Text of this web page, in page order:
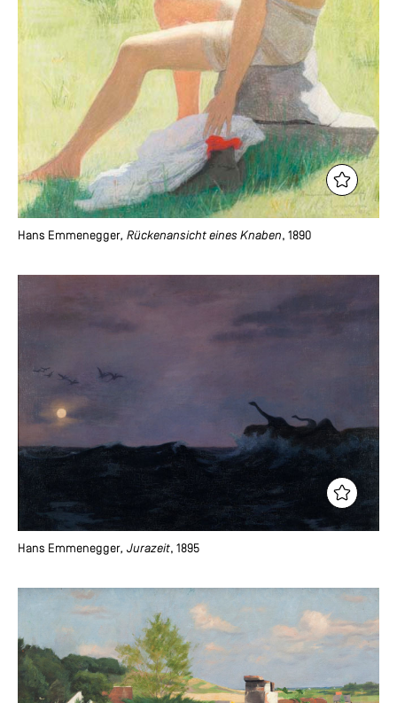
Hans Emmenegger, Rückenansicht eines Knaben, 1890
Hans Emmenegger, Jurazeit, 1895